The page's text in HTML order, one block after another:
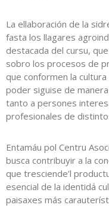
La ellaboración de la
fasta los llagares
destacada del cursu,
sobro los procesos de
que conformen la
poder siguise de
tanto a persones
profesionales de
Entamáu pol Centru
busca contribuyir a la
que tresciende’l
esencial de la identidá
paisaxes más